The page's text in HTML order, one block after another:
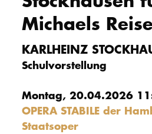
Michaels Reise
KARLHEINZ
Schulvorstellung
Montag, 20.04.2026
OPERA STABILE der
Staatsoper